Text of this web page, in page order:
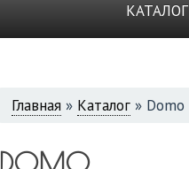
КАТАЛОГ
ВЫ
ЗДЕСЬ
Главная » Каталог » Domo